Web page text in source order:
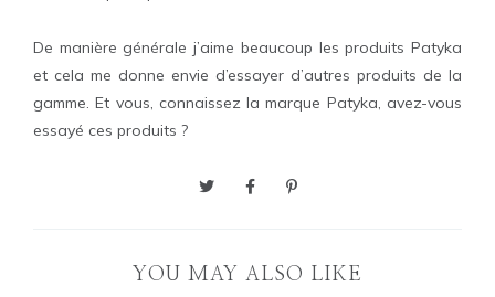
De manière générale j’aime beaucoup les produits Patyka
et cela me donne envie d’essayer d’autres produits de la
gamme. Et vous, connaissez la marque Patyka, avez-vous
essayé ces produits ?
YOU MAY ALSO LIKE